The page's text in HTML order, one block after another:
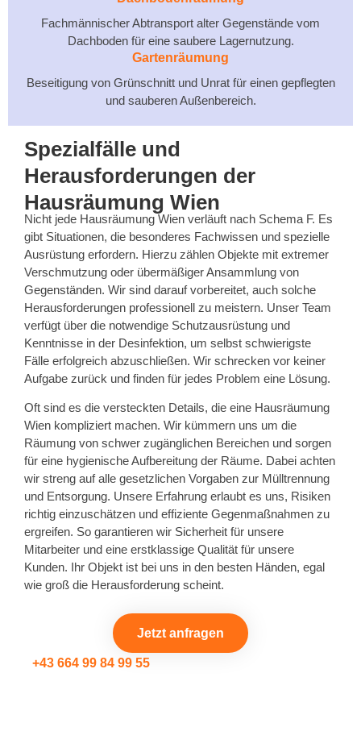
Fachmännischer Abtransport alter Gegenstände vom
Dachboden für eine saubere Lagernutzung.
Gartenräumung
Beseitigung von Grünschnitt und Unrat für einen gepflegten
und sauberen Außenbereich.
Spezialfälle und
Herausforderungen der
Hausräumung Wien
Nicht jede Hausräumung Wien verläuft nach Schema F. Es
gibt Situationen, die besonderes Fachwissen und spezielle
Ausrüstung erfordern. Hierzu zählen Objekte mit extremer
Verschmutzung oder übermäßiger Ansammlung von
Gegenständen. Wir sind darauf vorbereitet, auch solche
Herausforderungen professionell zu meistern. Unser Team
verfügt über die notwendige Schutzausrüstung und
Kenntnisse in der Desinfektion, um selbst schwierigste
Fälle erfolgreich abzuschließen. Wir schrecken vor keiner
Aufgabe zurück und finden für jedes Problem eine Lösung.
Oft sind es die versteckten Details, die eine Hausräumung
Wien kompliziert machen. Wir kümmern uns um die
Räumung von schwer zugänglichen Bereichen und sorgen
für eine hygienische Aufbereitung der Räume. Dabei achten
wir streng auf alle gesetzlichen Vorgaben zur Mülltrennung
und Entsorgung. Unsere Erfahrung erlaubt es uns, Risiken
richtig einzuschätzen und effiziente Gegenmaßnahmen zu
ergreifen. So garantieren wir Sicherheit für unsere
Mitarbeiter und eine erstklassige Qualität für unsere
Kunden. Ihr Objekt ist bei uns in den besten Händen, egal
wie groß die Herausforderung scheint.
Jetzt anfragen
+43 664 99 84 99 55